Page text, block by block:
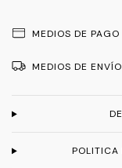
MEDIOS DE PAGO
MEDIOS DE ENVÍO
POLITICA